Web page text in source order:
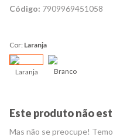
Código: 7909969451058
Cor: Laranja
Laranja Branco
Este produto não
Mas não se preocupe!